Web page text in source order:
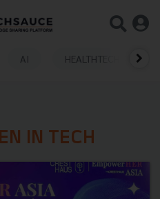
AI HEALTHTECH
IN TECH